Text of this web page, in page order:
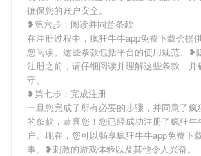
确保您的账户安全。
❥第六步：阅读并同意条款
在注册过程中，疯狂牛牛app免费下载会提
您阅读。这些条款包括平台的使用规范、❥
注册之前，请仔细阅读并理解这些条款，
守。
❥第七步：完成注册
一旦您完成了所有必要的步骤，并同意了
的条款，恭喜您！您已经成功注册了疯狂牛
户。现在，您可以畅享疯狂牛牛app免费下
事、❥刺激的游戏体验以及其他令人兴奋。